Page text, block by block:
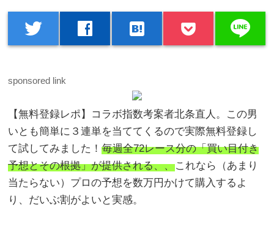
twitter facebook hatenabookmark line
sponsored link
【無料登録レポ】コラボ指数考案者北条直人。この男
いとも簡単に３連単を当ててくるので実際無料登録し
て試してみました！毎週全72レース分の「買い目付き
予想とその根拠」が提供される、、これなら（あまり
当たらない）プロの予想を数万円かけて購入するよ
り、だいぶ割がよいと実感。